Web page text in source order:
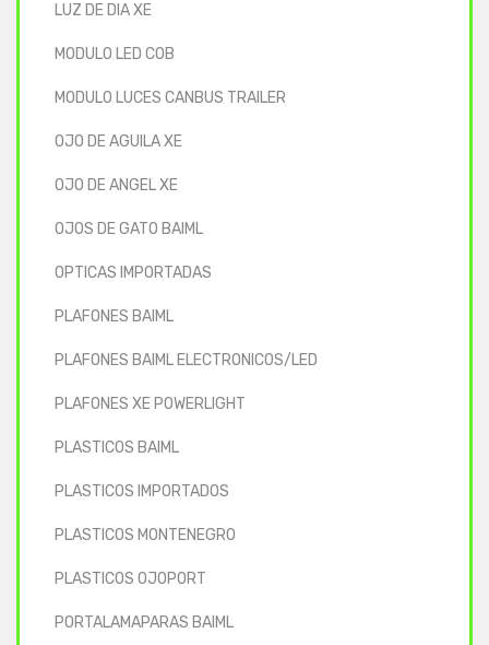
LUZ DE DIA XE
MODULO LED COB
MODULO LUCES CANBUS TRAILER
OJO DE AGUILA XE
OJO DE ANGEL XE
OJOS DE GATO BAIML
OPTICAS IMPORTADAS
PLAFONES BAIML
PLAFONES BAIML ELECTRONICOS/LED
PLAFONES XE POWERLIGHT
PLASTICOS BAIML
PLASTICOS IMPORTADOS
PLASTICOS MONTENEGRO
PLASTICOS OJOPORT
PORTALAMAPARAS BAIML